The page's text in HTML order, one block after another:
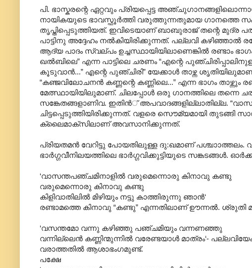
പി. ഭാസ്കരന്റെ ഏറ്റവും പ്രിയപ്പെട്ട
നായികയുടെ ഭാവസ്ഫൂര്‍ത്തി വരുത്തുന്നതുമായ ഗാനത്തെ
തൃപ്തിപ്പെടുത്തിയത്. ഇവിടെയാണ് ബാബുരാജ് തന്റെ മുദ്ര
പാട്ടിനു അദ്ദേഹം നല്‍കിയിരിക്കുന്നത്. പല്ലവി
ആദ്യ പാദം സ്വല്പം ഉച്ചസ്ഥായിയിലാണെങ്കില്‍ രണ്ടാം
ഖല്‍ബിലെ” എന്ന പാട്ടിലെ ചരണം “എന്റെ
കൂടുവാന്‍...” എന്റെ പുഞ്ചിരി” യേക്കാള്‍ താഴ്ന്ന
“കഞ്ജവിലോചനന്‍ കണ്ണന്റെ കണ്ണിലെ...” എന്ന ഭാഗം
മേത്സ്ഥായിയിലുമാണ്. ചിലപ്പോള്‍ ഒരു ഗാനത്തിലെ തന്നെ
സങ്കേതങ്ങളാണിവ. ഇതിന്‍് അപവാദങ്ങളില്ലാതില്ല.
ചിട്ടപ്പെടുത്തിയിരിക്കുന്നത്. വളരെ സൌമ്യമായി
ക്ലൈമാക്സിലാണ് അവസാനിക്കുന്നത്.
പ്രിയതമന്‍ വേറിട്ടു പോയതിലുള്ള ദു:ഖമാണ്
ഭാര്‍ഗ്ഗവീനിലയത്തിലെ ഭാര്‍ഗ്ഗവിക്കുട്ടിയുടെ സങ്കടങ്ങള്‍.
‘വാസന്തപഞ്ചമിനാളില്‍ വരുമെന്നൊരു കിനാവു കണ്ടു
വരുമെന്നൊരു കിനാവു കണ്ടു
കിളിവാതിലില്‍ മിഴിയും നട്ടു കാത്തിരുന്നു ഞാന്‍‘
രണ്ടാമത്തെ കിനാവു “കണ്ടു” എന്നതിലാണ് ഊന്നല്‍. ശ്രുതി
‘വസന്തമോ വന്നു കഴിഞ്ഞു പഞ്ചമിയും വന്നണഞ്ഞു
വന്നില്ലെന്‍ കണ്ണിന്മുന്നില്‍ വരേണ്ടയാള്‍ മാത്രം‘-
വരാത്തതില്‍ ആശാഭംഗമുണ്ട്.
പക്ഷേ